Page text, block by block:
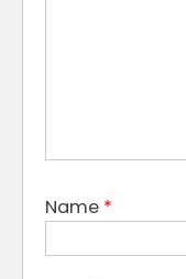
Name *